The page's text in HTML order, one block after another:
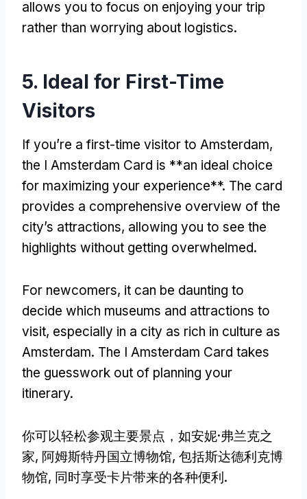
allows you to focus on enjoying your trip
rather than worrying about logistics.
5. Ideal for First-Time
Visitors
If you’re a first-time visitor to Amsterdam,
the I Amsterdam Card is **an ideal choice
for maximizing your experience**. The card
provides a comprehensive overview of the
city’s attractions, allowing you to see the
highlights without getting overwhelmed.
For newcomers, it can be daunting to
decide which museums and attractions to
visit, especially in a city as rich in culture as
Amsterdam. The I Amsterdam Card takes
the guesswork out of planning your
itinerary.
你可以轻松参观主要景点，如安妮·弗兰克之
家, 阿姆斯特丹国立博物馆, 包括斯达德利克博
物馆, 同时享受卡片带来的各种便利.